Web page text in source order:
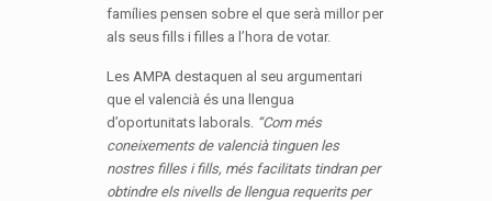
famílies pensen sobre el que serà millor per
als seus fills i filles a l’hora de votar.
Les AMPA destaquen al seu argumentari
que el valencià és una llengua
d’oportunitats laborals. “Com més
coneixements de valencià tinguen les
nostres filles i fills, més facilitats tindran per
obtindre els nivells de llengua requerits per